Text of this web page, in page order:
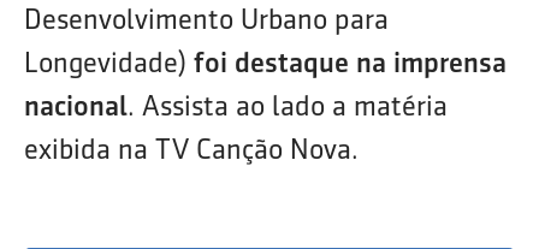
Desenvolvimento Urbano para
Longevidade) foi destaque na imprensa
nacional. Assista ao lado a matéria
exibida na TV Canção Nova.